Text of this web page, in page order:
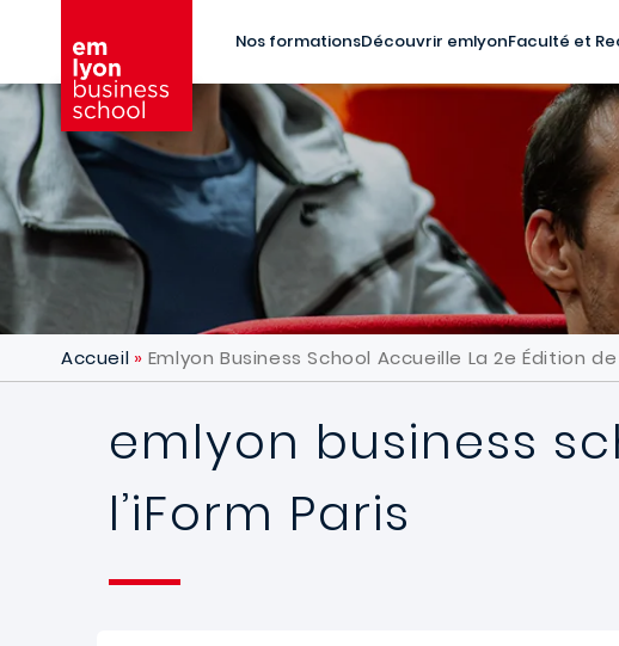
Nos formationsDécouvrir emlyonFaculté et
Accueil Emlyon Business School Accueille La 2e Édition de
emlyon business
l’iForm Paris